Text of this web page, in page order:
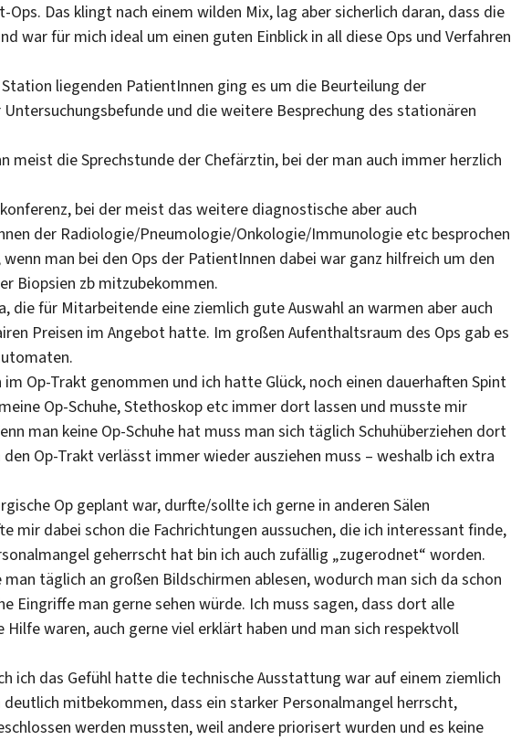
Das klingt nach einem wilden Mix, lag aber sicherlich daran, dass die
war für mich ideal um einen guten Einblick in all diese Ops und Verfahren
liegenden PatientInnen ging es um die Beurteilung der
und die weitere Besprechung des stationären
meist die Sprechstunde der Chefärztin, bei der man auch immer herzlich
bei der meist das weitere diagnostische aber auch
der Radiologie/Pneumologie/Onkologie/Immunologie etc besprochen
man bei den Ops der PatientInnen dabei war ganz hilfreich um den
Biopsien zb mitzubekommen.
die für Mitarbeitende eine ziemlich gute Auswahl an warmen aber auch
Preisen im Angebot hatte. Im großen Aufenthaltsraum des Ops gab es
Op-Trakt genommen und ich hatte Glück, noch einen dauerhaften Spint
Op-Schuhe, Stethoskop etc immer dort lassen und musste mir
man keine Op-Schuhe hat muss man sich täglich Schuhüberziehen dort
Op-Trakt verlässt immer wieder ausziehen muss – weshalb ich extra
Op geplant war, durfte/sollte ich gerne in anderen Sälen
mir dabei schon die Fachrichtungen aussuchen, die ich interessant finde,
geherrscht hat bin ich auch zufällig „zugerodnet“ worden.
täglich an großen Bildschirmen ablesen, wodurch man sich da schon
Eingriffe man gerne sehen würde. Ich muss sagen, dass dort alle
waren, auch gerne viel erklärt haben und man sich respektvoll
ich das Gefühl hatte die technische Ausstattung war auf einem ziemlich
mitbekommen, dass ein starker Personalmangel herrscht,
werden mussten, weil andere priorisert wurden und es keine